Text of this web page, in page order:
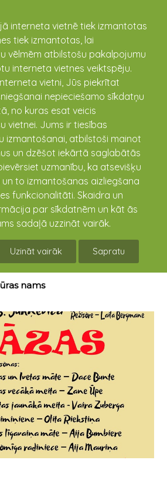
interneta vietnē tiek izmantotas
tiek izmantotas, lai
vēlmēm atbilstošu pakalpojumu
interneta vietnes veiktspēju.
vietni, Jūs piekrītat
nepieciešamo sīkdatņu
no kuras esat veicis
vietnei. Jums ir tiesības
izmantošanai, atbilstoši mainot
un dzēšot iekārtā saglabātās
uzmanību, ka atsevišķu
to izmantošanas aizliegšana
funkcionalitāti. Skaidra un
par sīkdatnēm un kāt ās
sadaļā uzzināt vairāk.
Uzināt vairāk Sapratu
"Kāzas"
nams